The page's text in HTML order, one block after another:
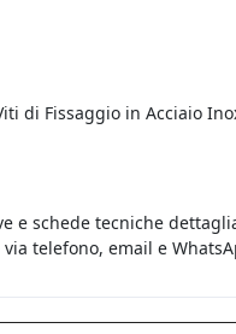
di Fissaggio in Acciaio
e schede tecniche
telefono, email e